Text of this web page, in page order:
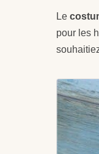
Le
pour les